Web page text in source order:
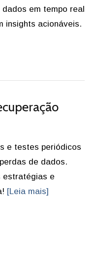
em tempo real
insights acionáveis.
e testes periódicos
de dados.
estratégias e
[Leia mais]